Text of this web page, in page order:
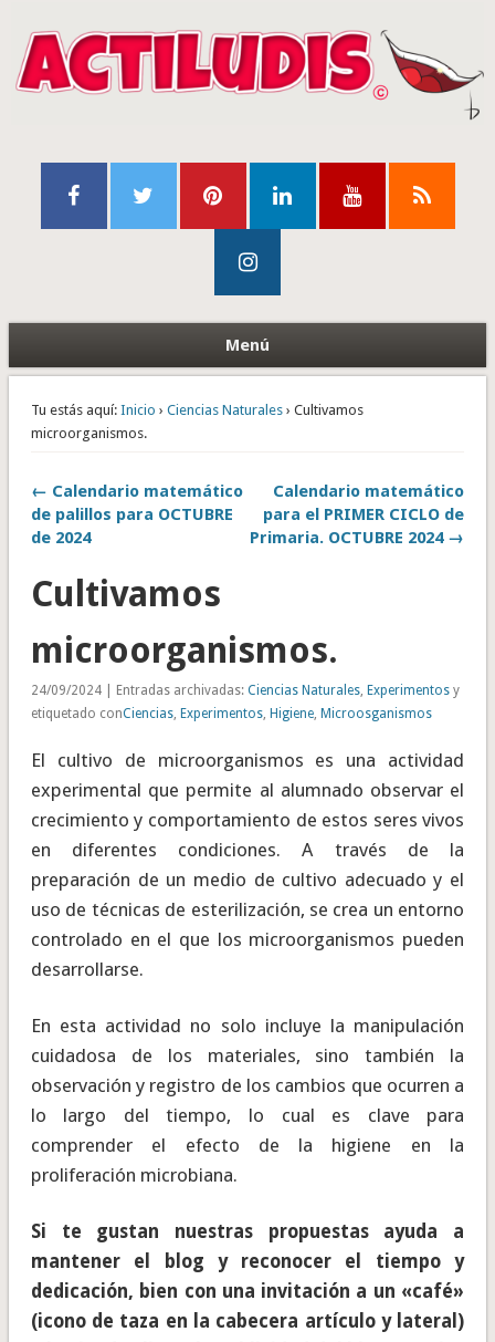
Menú
Tu estás aquí: Inicio › Ciencias Naturales› Cultivamos
microorganismos.
← Calendario matemático
de palillos para OCTUBRE
de 2024
Calendario matemático
para el PRIMER CICLO de
Primaria. OCTUBRE 2024 →
Cultivamos
microorganismos.
24/09/2024 | Entradas archivadas: Ciencias Naturales, Experimentosy
etiquetado conCiencias, Experimentos, Higiene, Microosganismos
El cultivo de microorganismos es una actividad
experimental que permite al alumnado observar el
crecimiento y comportamiento de estos seres vivos
en diferentes condiciones. A través de la
preparación de un medio de cultivo adecuado y el
uso de técnicas de esterilización, se crea un entorno
controlado en el que los microorganismos pueden
desarrollarse.
En esta actividad no solo incluye la manipulación
cuidadosa de los materiales, sino también la
observación y registro de los cambios que ocurren a
lo largo del tiempo, lo cual es clave para
comprender el efecto de la higiene en la
proliferación microbiana.
Si te gustan nuestras propuestas ayuda a
mantener el blog y reconocer el tiempo y
dedicación, bien con una invitación a un «café»
(icono de taza en la cabecera artículo y lateral)